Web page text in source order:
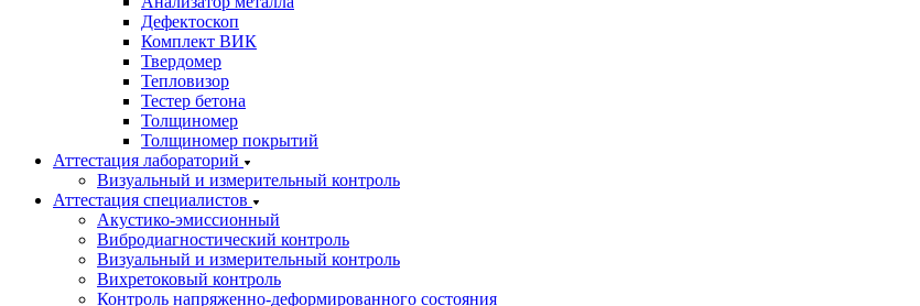
Дефектоскоп
Комплект ВИК
Твердомер
Тепловизор
Тестер бетона
Толщиномер
Толщиномер покрытий
Аттестация лабораторий
Визуальный и измерительный контроль
Аттестация специалистов
Акустико-эмиссионный
Вибродиагностический контроль
Визуальный и измерительный контроль
Вихретоковый контроль
Контроль напряженно-деформированного состояния